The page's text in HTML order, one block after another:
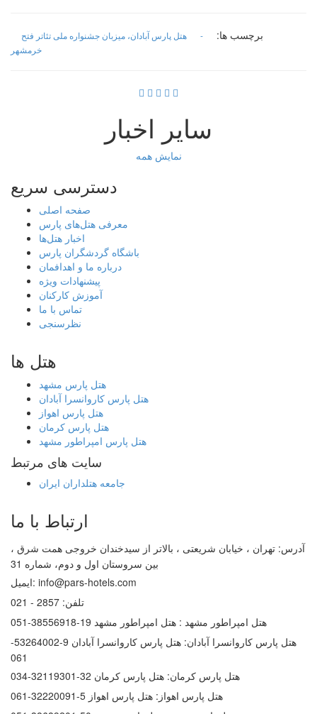
برچسب ها: -
هتل پارس آبادان، میزبان جشنواره ملی تئاتر فتح
خرمشهر
سایر اخبار
نمایش همه
دسترسی سریع
صفحه اصلی
معرفی هتل‌های پارس
اخبار هتل‌ها
باشگاه گردشگران پارس
درباره ما و اهدافمان
پیشنهادات ویژه
آموزش کارکنان
تماس با ما
نظرسنجی
هتل ها
هتل پارس مشهد
هتل پارس کاروانسرا آبادان
هتل پارس اهواز
هتل پارس کرمان
هتل پارس امپراطور مشهد
سایت های مرتبط
جامعه هتلداران ایران
ارتباط با ما
آدرس: تهران ، خیابان شریعتی ، بالاتر از سیدخندان خروجی همت شرق ،
بین سروستان اول و دوم، شماره 31
ایمیل: info@pars-hotels.com
تلفن:
هتل امپراطور مشهد : هتل امپراطور مشهد 19-38556918-051
هتل پارس کاروانسرا آبادان:
هتل پارس کاروانسرا آبادان 9-53264002-
061
هتل پارس کرمان: هتل پارس کرمان 32-32119301-034
هتل پارس اهواز: هتل پارس اهواز 5-32220091-061